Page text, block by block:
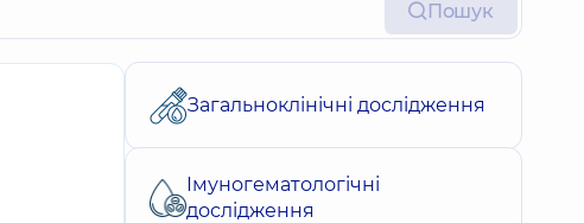
Пошук
Загальноклінічні дослідження
Імуногематологічні
дослідження